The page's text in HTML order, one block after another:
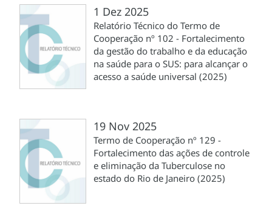
1 Dez 2025
Relatório Técnico do Termo de
Cooperação nº 102 - Fortalecimento
da gestão do trabalho e da educação
na saúde para o SUS: para alcançar o
acesso a saúde universal (2025)
19 Nov 2025
Termo de Cooperação nº 129 -
Fortalecimento das ações de controle
e eliminação da Tuberculose no
estado do Rio de Janeiro (2025)